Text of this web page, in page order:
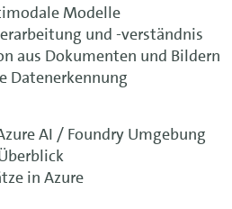
Modelle
und -verständnis
aus Dokumenten und Bildern
Datenerkennung
AI / Foundry Umgebung
in Azure